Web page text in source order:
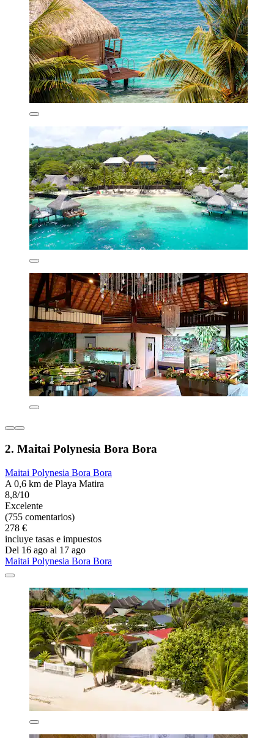
2. Maitai Polynesia Bora Bora
Maitai Polynesia Bora Bora
A 0,6 km de Playa Matira
8,8/10
Excelente
(755 comentarios)
278 €
incluye tasas e impuestos
Del 16 ago al 17 ago
Maitai Polynesia Bora Bora